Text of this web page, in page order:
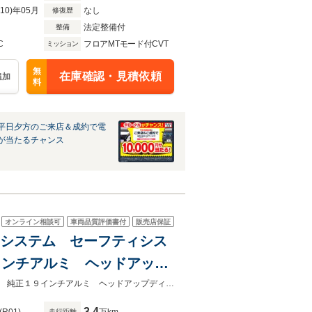
年05月 修復歴 なし
整備
法定整備付
ミッション フロアMTモード付CVT
無
料
在庫確認・見積依頼
日夕方のご来店＆成約で電
当たるチャンス
オンライン相談可 車両品質評価書付 販売店保証
ステム セーフティシス
チアルミ ヘッドアップ
ト 黒革シート 前席シー★グループ約３０，０００台の在庫から取り寄せ可能！★パワートランクリッド 純正１９インチアルミ ヘッドアップディスプレイ 革巻きステアリング 禁煙車